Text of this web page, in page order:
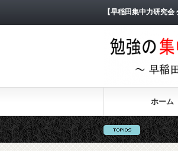
【早稲田集中力研究
ホーム